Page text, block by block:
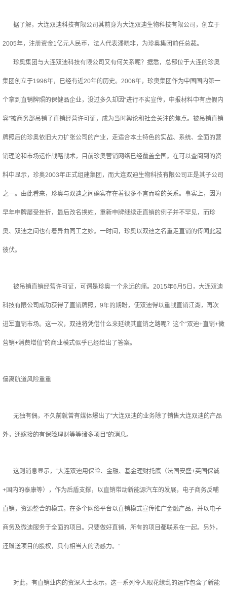
据了解，大连双迪科技有限公司其前身为大连双迪生物科技有限公司，创立于
2005年，注册资金1亿元人民币，法人代表潘晓非，为珍奥集团前任总裁。
珍奥集团与大连双迪科技有限公司又有何关系呢？据悉，总部位于大连的珍奥
集团创立于1996年，已经有近20年的历史。2006年，珍奥集团作为中国国内第一
个拿到直销牌照的保健品企业，没过多久却因“进行不实宣传，申报材料中有虚假内
容”被商务部吊销了直销经营许可证，成为当时舆论和社会关注的焦点。被吊销直销
牌照后的珍奥依旧大力扩张公司的产业，走适合本土特色的实战、系统、全面的营
销理论和市场运作战略战术，目前珍奥营销网络已经覆盖全国。在可以查阅到的资
料中显示，珍奥2003年正式组建集团，而大连双迪生物科技有限公司正是其子公司
之一。由此看来，珍奥与双迪之间确实存在着很多不言而喻的关系。事实上，因为
早年申牌屡受挫折，最后改名换姓，重新申牌继续走直销的例子并不罕见，而珍
奥、双迪之间也有着异曲同工之妙。一时间，珍奥以双迪之名重走直销的传闻此起
彼伏。
被吊销直销经营许可证，可谓是珍奥一个永远的痛。2015年6月5日，大连双迪
科技有限公司成功获得了直销牌照，9年的期盼，使双迪得以重战直销江湖，再次
进军直销市场。这一次，双迪将凭借什么来延续其直销之路呢？这个“双迪+直销+微
营销+消费增值”的商业模式似乎已经给出了答案。
偏离航道风险重重
无独有偶，不久前就曾有媒体爆出了“大连双迪的业务除了销售大连双迪的产品
外，还嫁接的有保险理财等等诸多项目”的消息。
这则消息显示，“大连双迪用保险、金融、基金理财托底（法国安盛+英国保诚
+国内的泰康等），作为后盾支撑，以直销带动新能源汽车的发展，电子商务反哺
直销，资源整合的模式，在多个网络平台以直销模式宣传推广金融产品，并以电子
商务及微迪服务于全面的项目。只要做好直销，所有的项目都联系在一起。另外，
还赠送项目的股权，具有相当大的诱惑力。”
对此，有直销业内的资深人士表示，这一系列令人眼花缭乱的运作包含了新能